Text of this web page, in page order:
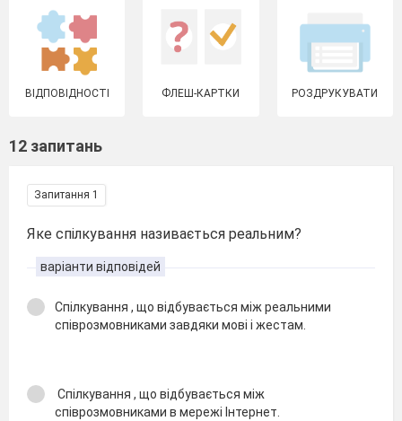
ВІДПОВІДНОСТІ ФЛЕШ-КАРТКИ РОЗДРУКУВАТИ
12 запитань
Запитання 1
Яке спілкування називається реальним?
варіанти відповідей
Спілкування , що відбувається між реальними
співрозмовниками завдяки мові і жестам.
Спілкування , що відбувається між
співрозмовниками в мережі Інтернет.